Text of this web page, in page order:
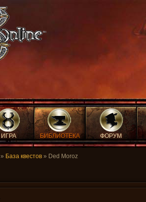
ИГРА БИБЛИОТЕКА ФОРУМ
» База квестов » Ded Moroz